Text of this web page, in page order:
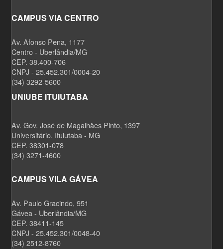
CAMPUS VIA CENTRO
Av. Afonso Pena, 1177
Centro - Uberlândia/MG
CEP. 38.400-706
CNPJ - 25.452.301/0004-20
(34) 3292-5600
UNIUBE ITUIUTABA
Av. Gov. José de Magalhães Pinto, 1397
Universitário, Ituiutaba - MG
CEP. 38301-078
(34) 3271-4600
CAMPUS VILA GÁVEA
Av. Paulo Gracindo, 951
Gávea - Uberlândia/MG
CEP. 38411-145
CNPJ - 25.452.301/0048-40
(34) 2512-8760